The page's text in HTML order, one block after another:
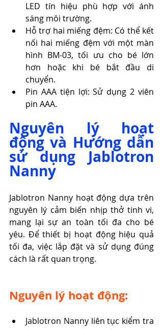
LED tín hiệu phù hợp với ánh
sáng môi trường.
Hỗ trợ hai miếng đệm: Có thể kết
nối hai miếng đệm với một màn
hình BM-03, tối ưu cho bé lớn
hơn hoặc khi bé bắt đầu di
chuyển.
Pin AAA tiện lợi: Sử dụng 2 viên
pin AAA.
Nguyên lý hoạt
động và Hướng dẫn
sử dụng Jablotron
Nanny
Jablotron Nanny hoạt động dựa trên
nguyên lý cảm biến nhịp thở tinh vi,
mang lại sự an toàn tối đa cho bé
yêu. Để thiết bị hoạt động hiệu quả
tối đa, việc lắp đặt và sử dụng đúng
cách là rất quan trọng.
Nguyên lý hoạt động:
Jablotron Nanny liên tục kiểm tra